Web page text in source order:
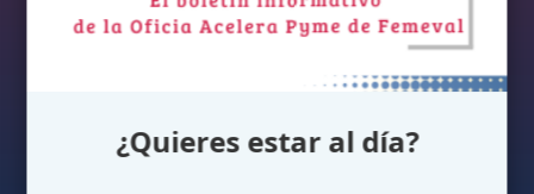
¿Quieres estar al día?